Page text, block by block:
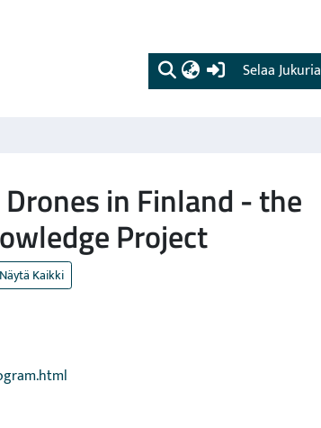
(current)
Selaa Jukuria
in Finland - the
Project
Näytä Kaikki